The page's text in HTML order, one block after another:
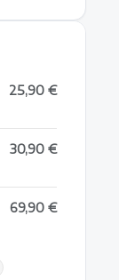
25,90 €
30,90 €
69,90 €